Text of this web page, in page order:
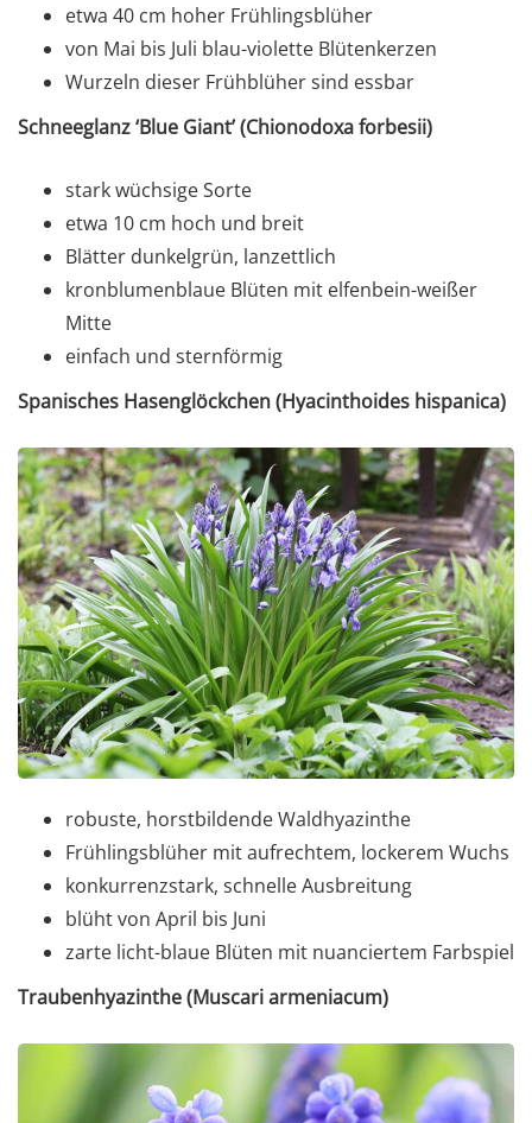
etwa 40 cm hoher Frühlingsblüher
von Mai bis Juli blau-violette Blütenkerzen
Wurzeln dieser Frühblüher sind essbar
Schneeglanz ‘Blue Giant’ (Chionodoxa forbesii)
stark wüchsige Sorte
etwa 10 cm hoch und breit
Blätter dunkelgrün, lanzettlich
kronblumenblaue Blüten mit elfenbein-weißer
Mitte
einfach und sternförmig
Spanisches Hasenglöckchen (Hyacinthoides hispanica)
robuste, horstbildende Waldhyazinthe
Frühlingsblüher mit aufrechtem, lockerem Wuchs
konkurrenzstark, schnelle Ausbreitung
blüht von April bis Juni
zarte licht-blaue Blüten mit nuanciertem Farbspiel
Traubenhyazinthe (Muscari armeniacum)